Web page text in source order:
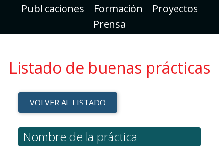
Publicaciones
Formación
Proyectos
Prensa
Listado de buenas prácticas
VOLVER AL LISTADO
Nombre de la práctica